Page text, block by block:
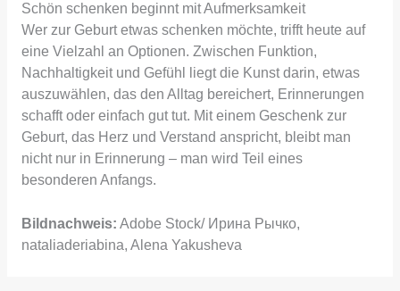
Schön schenken beginnt mit Aufmerksamkeit
Wer zur Geburt etwas schenken möchte, trifft heute auf
eine Vielzahl an Optionen. Zwischen Funktion,
Nachhaltigkeit und Gefühl liegt die Kunst darin, etwas
auszuwählen, das den Alltag bereichert, Erinnerungen
schafft oder einfach gut tut. Mit einem Geschenk zur
Geburt, das Herz und Verstand anspricht, bleibt man
nicht nur in Erinnerung – man wird Teil eines
besonderen Anfangs.
Bildnachweis: Adobe Stock/ Ирина Рычко,
nataliaderiabina, Alena Yakusheva